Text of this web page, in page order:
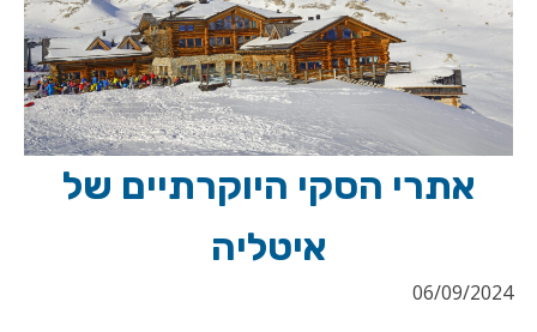
אתרי הסקי היוקרתיים של
איטליה
06/09/2024